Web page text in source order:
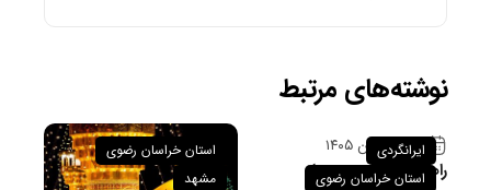
نوشته‌های مرتبط
۲۶ فروردین ۱۴۰۵
راهنمای سفر به سبزوار
ایرانگردی
استان خراسان رضوی
استان خراسان رضوی
مشهد